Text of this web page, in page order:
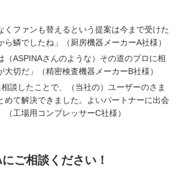
くファンも替えるという提案は今まで受けた
ら鱗でしたね」（厨房機器メーカーA社様）
（ASPINAさんのような）その道のプロに相
大切だ」（精密検査機器メーカーB社様）
相談したことで、（当社の）ユーザーのさま
めて解決できました。よいパートナーに出会
（工場用コンプレッサーC社様）
ご相談ください！